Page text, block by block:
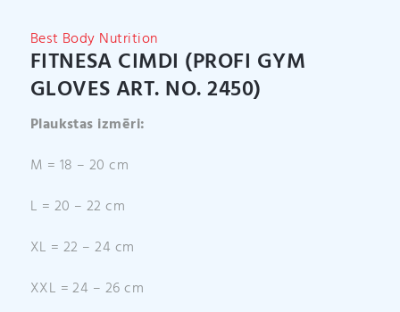
Best Body Nutrition
FITNESA CIMDI (PROFI GYM
GLOVES ART. NO. 2450)
Plaukstas izmēri:
M = 18 – 20 cm
L = 20 – 22 cm
XL = 22 – 24 cm
XXL = 24 – 26 cm